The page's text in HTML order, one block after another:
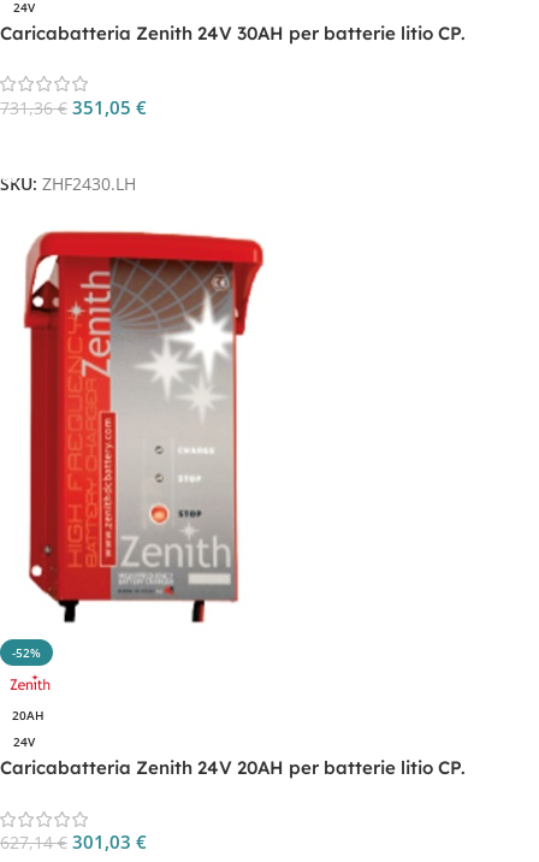
24V
Caricabatteria Zenith 24V 30AH per batterie litio CP.
731,36€ 351,05 €
SKU: ZHF2430.LH
-52%
20AH
24V
Caricabatteria Zenith 24V 20AH per batterie litio CP.
627,14€ 301,03 €